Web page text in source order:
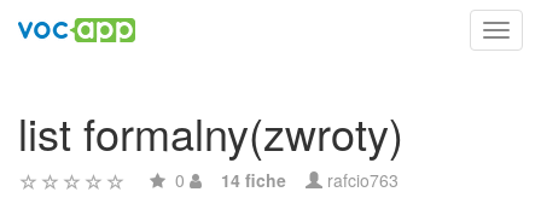
list formalny(zwroty)
0 14 fiche rafcio763